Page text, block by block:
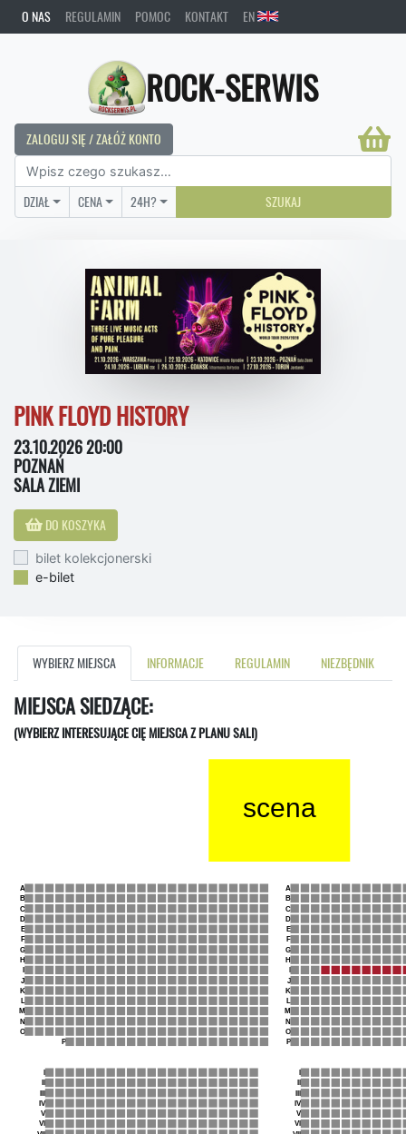
O NAS REGULAMIN POMOC KONTAKT EN
ROCK-SERWIS
ZALOGUJ SIĘ / ZAŁÓŻ KONTO
DZIAŁ CENA 24H? SZUKAJ
PINK FLOYD HISTORY
23.10.2026 20:00
POZNAŃ
SALA ZIEMI
DO KOSZYKA
bilet kolekcjonerski
e-bilet
WYBIERZ MIEJSCA INFORMACJE REGULAMIN NIEZBĘDNIK
MIEJSCA SIEDZĄCE:
(WYBIERZ INTERESUJĄCE CIĘ MIEJSCA Z PLANU SALI)